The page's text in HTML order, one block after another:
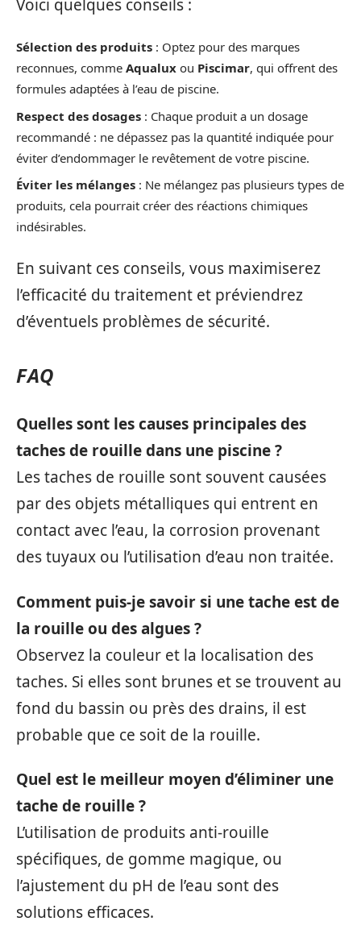
Voici quelques conseils :
Sélection des produits : Optez pour des marques
reconnues, comme Aqualux ou Piscimar, qui offrent des
formules adaptées à l’eau de piscine.
Respect des dosages : Chaque produit a un dosage
recommandé : ne dépassez pas la quantité indiquée pour
éviter d’endommager le revêtement de votre piscine.
Éviter les mélanges : Ne mélangez pas plusieurs types de
produits, cela pourrait créer des réactions chimiques
indésirables.
En suivant ces conseils, vous maximiserez
l’efficacité du traitement et préviendrez
d’éventuels problèmes de sécurité.
FAQ
Quelles sont les causes principales des
taches de rouille dans une piscine ?
Les taches de rouille sont souvent causées
par des objets métalliques qui entrent en
contact avec l’eau, la corrosion provenant
des tuyaux ou l’utilisation d’eau non traitée.
Comment puis-je savoir si une tache est de
la rouille ou des algues ?
Observez la couleur et la localisation des
taches. Si elles sont brunes et se trouvent au
fond du bassin ou près des drains, il est
probable que ce soit de la rouille.
Quel est le meilleur moyen d’éliminer une
tache de rouille ?
L’utilisation de produits anti-rouille
spécifiques, de gomme magique, ou
l’ajustement du pH de l’eau sont des
solutions efficaces.